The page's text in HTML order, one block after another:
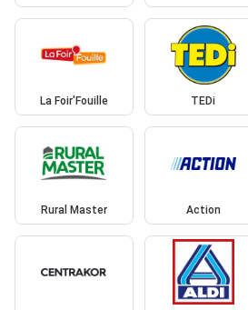
La Foir'Fouille TEDi
Rural Master Action